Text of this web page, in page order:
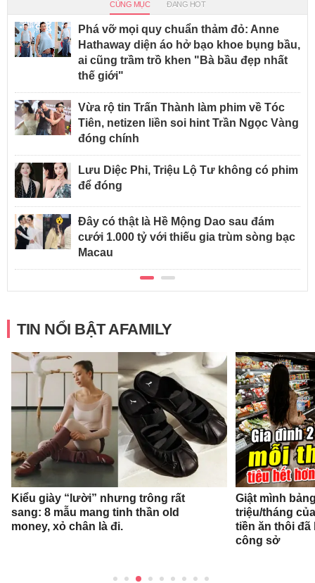
CÙNG MỤC ĐANG HOT
Phá vỡ mọi quy chuẩn thảm đỏ: Anne
Hathaway diện áo hở bạo khoe bụng bầu,
ai cũng trầm trồ khen "Bà bầu đẹp nhất
thế giới"
Vừa rộ tin Trấn Thành làm phim về Tóc
Tiên, netizen liền soi hint Trần Ngọc Vàng
đóng chính
Lưu Diệc Phi, Triệu Lộ Tư không có phim
để đóng
Đây có thật là Hề Mộng Dao sau đám
cưới 1.000 tỷ với thiếu gia trùm sòng bạc
Macau
TIN NỔI BẬT AFAMILY
Kiểu giày “lười” nhưng trông rất
sang: 8 mẫu mang tinh thần old
money, xỏ chân là đi.
Giật mình
triệu/tháng
tiền ăn thôi
công sở